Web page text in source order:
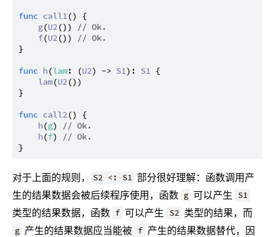
func call1 () {
g(U2())
// Ok.
f(U2())
// Ok.
}
func h(lam: (U2) -> S1 ): S1
{
lam(U2())
}
func call2() {
h(g)
// Ok.
h(f)
// Ok.
对于上面的规则， S2 <: S1 部分很好理解：函数调用产
生的结果数据会被后续程序使用，函数 g 可以产生 S1
类型的结果数据，函数 f 可以产生 S2 类型的结果，而
g 产生的结果数据应当能被 f 产生的结果数据替代，因